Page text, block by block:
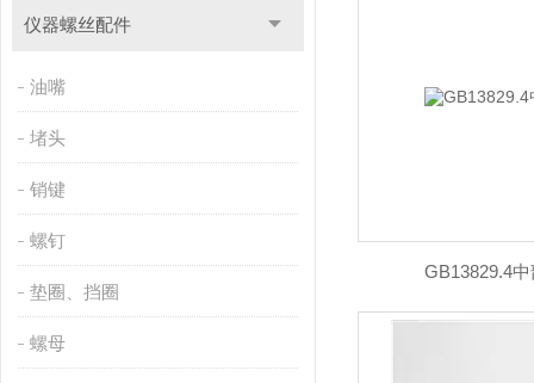
仪器螺丝配件
油嘴
堵头
销键
螺钉
垫圈、挡圈
螺母
GB13829.4